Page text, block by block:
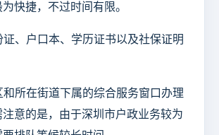
快捷，不过时间有限。
证、户口本、学历证书以及社保证明
和所在街道下属的综合服务窗口办理
意的是，由于深圳市户政业务较为